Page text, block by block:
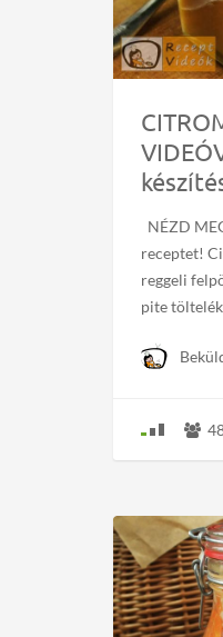
NÉZD
receptet!
reggeli
pite